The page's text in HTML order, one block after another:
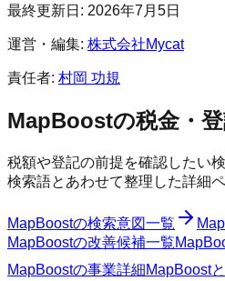
最終更新日: 2026年7月5日
運営・編集: 株式会社Mycat
責任者: 村岡 功規
MapBoostの税金・
税額や登記の前提を確認したい
検索語とあわせて整理した詳細ペ
MapBoostの検索意図一覧
MapBoostの改善候補一覧
MapBoostの事業詳細MapBoost